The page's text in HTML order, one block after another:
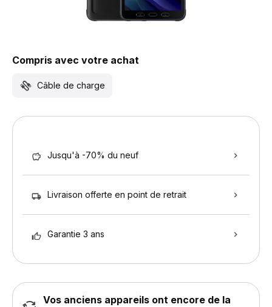
Compris avec votre achat
Câble de charge
Jusqu'à -70% du neuf
Livraison offerte en point de retrait
Garantie 3 ans
Vos anciens appareils ont encore de la